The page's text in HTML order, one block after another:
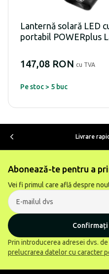
Lanternă solară LED
portabil POWERplus
147,08 RON cu TVA
Pe stoc > 5 buc
Livrare
Abonează-te pentru a
Vei fi primul care află despre
Confirmați
Prin introducerea adresei dvs.
prelucrarea datelor cu caracter